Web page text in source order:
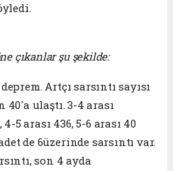
çıkanlar şu şekilde:
Artçı sarsıntı sayısı
40'a ulaştı. 3-4 arası
5 arası 436, 5-6 arası 40
de 6üzerinde sarsıntı var.
son 4 ayda